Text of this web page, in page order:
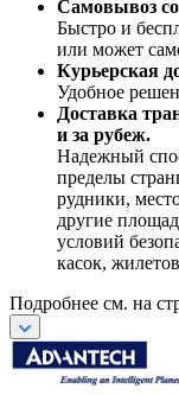
Самовывоз
Быстро и
или может
Курьерская
Удобное
Доставка
и за рубеж.
Надежный
пределы
рудники,
другие
условий
касок,
Подробнее см. на